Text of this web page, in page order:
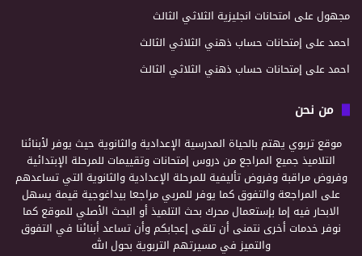
مجهولعلى امتحانات انجليزية الثلاثي الثالث
احمدعلى إمتحانات حساب ذهني الثلاثي الثالث
احمدعلى إمتحانات حساب ذهني الثلاثي الثالث
من نحن
موقع تربوي يهتم بالحياة المدرسية الإعدادية والثانوية حيث يوفر لأبنائنا
التلاميذ جميع المراجع من دروس إمتحانات وتقييمات للمرحلة الإبتدائية
وفروض مراقبة وفروض تأليفية للمرحلة الإعدادية والثانوية التي تساعدهم
على المراجعة والتفوق كما يوفر للمربي مراجعا بيداغوجية قيمة يسهل
الابحار فيه إما بإستعمال محرك بحث التلميذ أو البحث الأصلي للموقع كما
نوفر خدمات أخرى نتمنى أن تلقى إعجابكم وأن تساعد أبنائنا في التفوق
والتميز في مسيرتهم التربوية بحول الله